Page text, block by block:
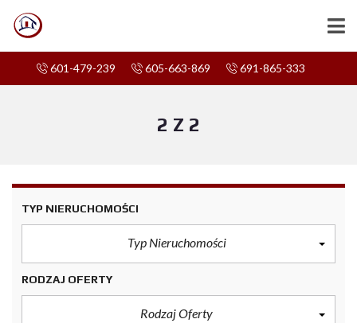
601-479-239 605-663-869 691-865-333
2 Z 2
TYP NIERUCHOMOŚCI
Typ Nieruchomości
RODZAJ OFERTY
Rodzaj Oferty